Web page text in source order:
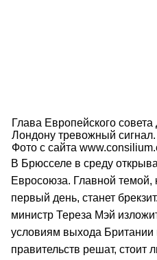
Глава Европейского
Лондону тревожный сигнал.
Фото с сайта
В Брюсселе в среду
Евросоюза. Главной темой,
первый день, станет
министр Тереза Мэй
условиям выхода Британии
правительств решат, стоит